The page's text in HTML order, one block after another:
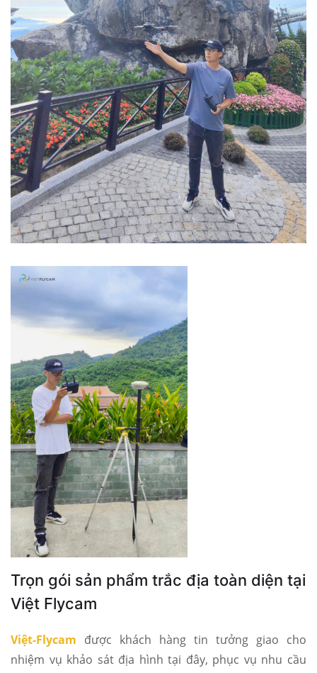
Trọn gói sản phẩm trắc địa toàn diện tại
Việt Flycam
Việt-Flycam được khách hàng tin tưởng giao cho
nhiệm vụ khảo sát địa hình tại đây, phục vụ nhu cầu